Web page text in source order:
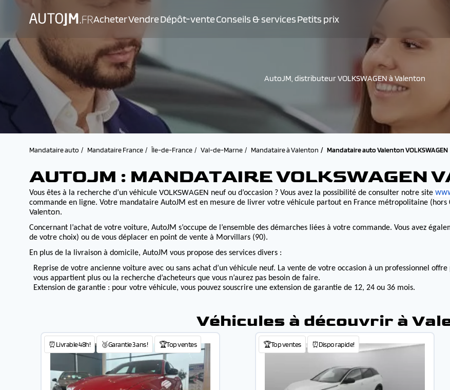
AcheterVendreDépôt-venteConseils & servicesPetits prix
AutoJM, distributeur VOLKSWAGEN à Valenton
Mandataire auto Mandataire France Île-de-France Val-de-Marne Mandataire à Valenton Mandataire auto Valenton VOLKSWAGEN
AUTOJM : MANDATAIRE VOLKSWAGEN
Vous êtes à la recherche d’un véhicule VOLKSWAGEN neuf ou d’occasion ? Vous avez la possibilité de consulter notre site
commande en ligne. Votre mandataire AutoJM est en mesure de livrer votre véhicule partout en France métropolitaine (hors
Valenton.
Concernant l’achat de votre voiture, AutoJM s’occupe de l’ensemble des démarches liées à votre commande. Vous avez
de votre choix) ou de vous déplacer en point de vente à Morvillars (90).
En plus de la livraison à domicile, AutoJM vous propose des services divers :
Reprise de votre ancienne voiture avec ou sans achat d’un véhicule neuf. La vente de votre occasion à un professionnel
vous appartient plus ou la recherche d’acheteurs que vous n’aurez pas besoin de faire.
Extension de garantie : pour votre véhicule, vous pouvez souscrire une extension de garantie de 12, 24 ou 36 mois.
Véhicules à découvrir à
⏰Livrable 48h! 🥉Garantie 3 ans ! 🏆Top ventes 🏆Top ventes ⏰Dispo rapide!